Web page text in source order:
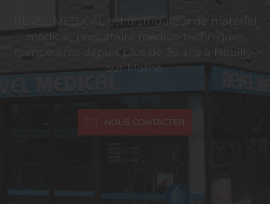
REVEL MEDICAL est distributeur de matériel
médical, prestataire médico-techniques
compétents depuis plus de 30 ans à Neuilly-
sur-Marne.
NOUS CONTACTER